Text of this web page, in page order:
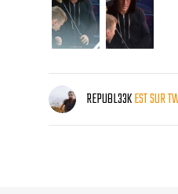
REPUBL33KEST SUR